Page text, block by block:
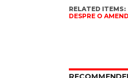
RELATED ITEMS:
DESPRE O